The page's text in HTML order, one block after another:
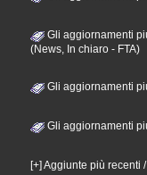
Gli aggiornamenti
(News, In chiaro - FTA)
Gli aggiornamenti
Gli aggiornamenti
[+] Aggiunte più recenti